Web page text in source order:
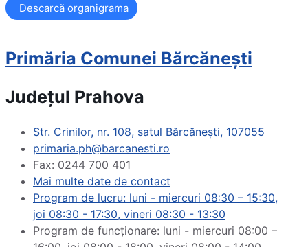
Descarcă organigrama
Primăria Comunei Bărcănești
Județul Prahova
Str. Crinilor, nr. 108, satul Bărcănești, 107055
primaria.ph@barcanesti.ro
Fax: 0244 700 401
Mai multe date de contact
Program de lucru: luni - miercuri 08:30 – 15:30,
joi 08:30 - 17:30, vineri 08:30 - 13:30
Program de funcționare: luni - miercuri 08:00 –